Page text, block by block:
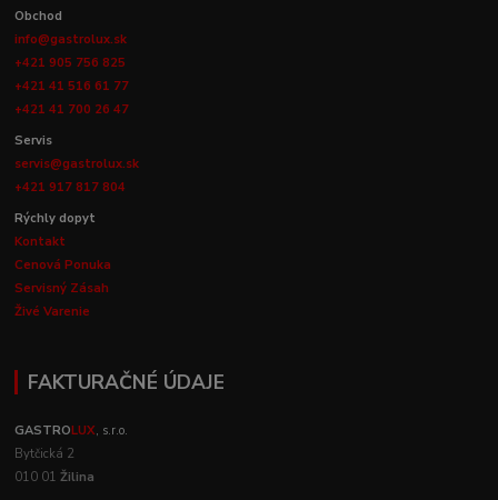
Obchod
info@gastrolux.sk
+421 905 756 825
+421 41 516 61 77
+421 41 700 26 47
Servis
servis@gastrolux.sk
+421 917 817 804
Rýchly dopyt
Kontakt
Cenová Ponuka
Servisný Zásah
Živé Varenie
FAKTURAČNÉ ÚDAJE
GASTROLUX, s.r.o.
Bytčická 2
010 01Žilina